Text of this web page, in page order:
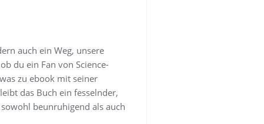
auch ein Weg, unsere
du ein Fan von Science-
zu ebook mit seiner
das Buch ein fesselnder,
beunruhigend als auch